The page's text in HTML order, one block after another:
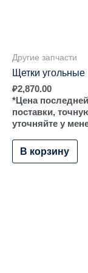
Другие запчасти
Щетки угольные
₽2,870.00
*Цена последней
поставки,
уточняйте у
В корзину